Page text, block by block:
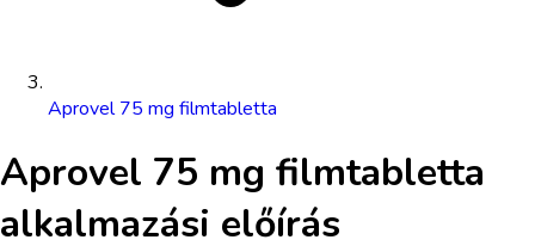
Aprovel 75 mg filmtabletta
Aprovel 75 mg filmtabletta
alkalmazási előírás